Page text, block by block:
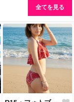
全てを見る